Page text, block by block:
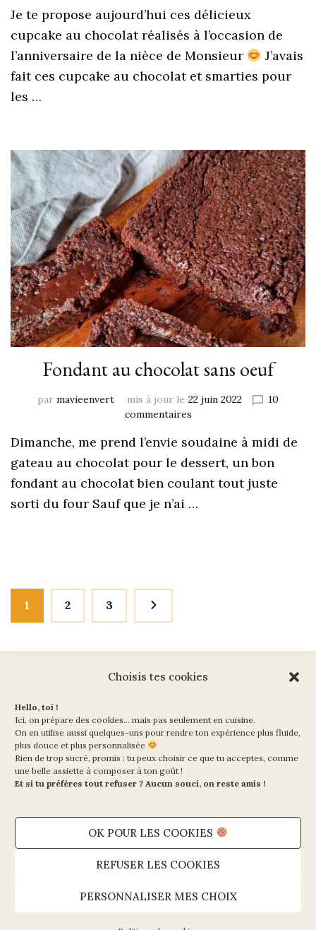
Choisis tes cookies
Hello, toi !
Ici, on prépare des cookies… mais pas seulement en cuisine.
On en utilise aussi quelques-uns pour rendre ton expérience plus fluide,
plus douce et plus personnalisée
Rien de trop sucré, promis : tu peux choisir ce que tu acceptes, comme
une belle assiette à composer à ton goût !
Et si tu préfères tout refuser ? Aucun souci, on reste amis !
OK POUR LES COOKIES
REFUSER LES COOKIES
PERSONNALISER MES CHOIX
Je te propose aujourd’hui ces délicieux
cupcake au chocolat réalisés à l’occasion de
l’anniversaire de la nièce de Monsieur
J’avais
fait ces cupcake au chocolat et smarties pour
les …
Fondant au chocolat sans oeuf
par mavieenvert mis à jour le 22 juin 2022
10
commentaires
Dimanche, me prend l’envie soudaine à midi de
gateau au chocolat pour le dessert, un bon
fondant au chocolat bien coulant tout juste
sorti du four Sauf que je n’ai …
1 2 3
10 rue de la Paix
75002 PARIS
Mentions légales et CGV
Politique de cookies (UE)
Copyright © 2026 - Ma Vie en Vert